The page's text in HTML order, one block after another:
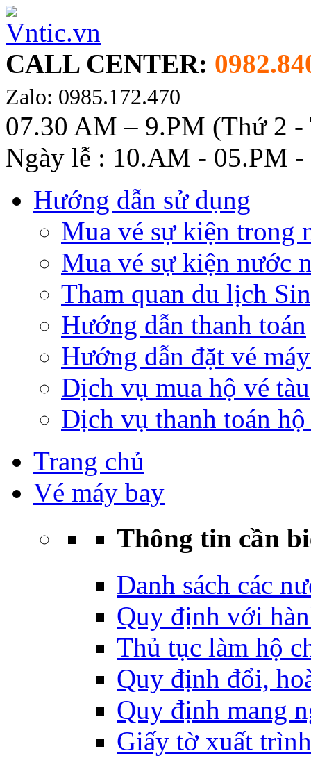
CALL CENTER:
Zalo: 0985.172.470
07.30 AM – 9.PM (Thứ 2 -
Ngày lễ : 10.AM - 05.PM -
Hướng dẫn sử dụng
Mua vé sự kiện trong
Mua vé sự kiện nước
Tham quan du lịch
Hướng dẫn thanh toán
Hướng dẫn đặt vé
Dịch vụ mua hộ vé tàu
Dịch vụ thanh toán hộ
Trang chủ
Vé máy bay
Thông tin cần
Danh sách các
Quy định với
Thủ tục làm hộ
Quy định đổi,
Quy định mang
Giấy tờ xuất